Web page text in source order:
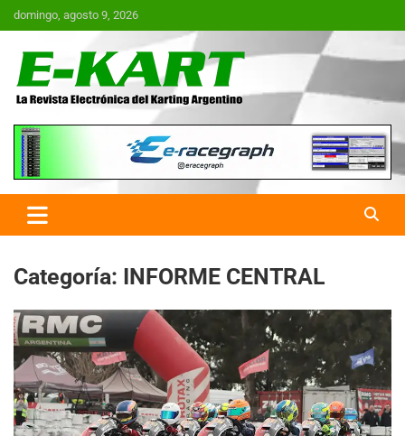
Saltar
al
domingo, agosto 9, 2026
E-Kart.com.ar | La Revista
Electrónica del Karting en
Argentina
Categoría: INFORME CENTRAL